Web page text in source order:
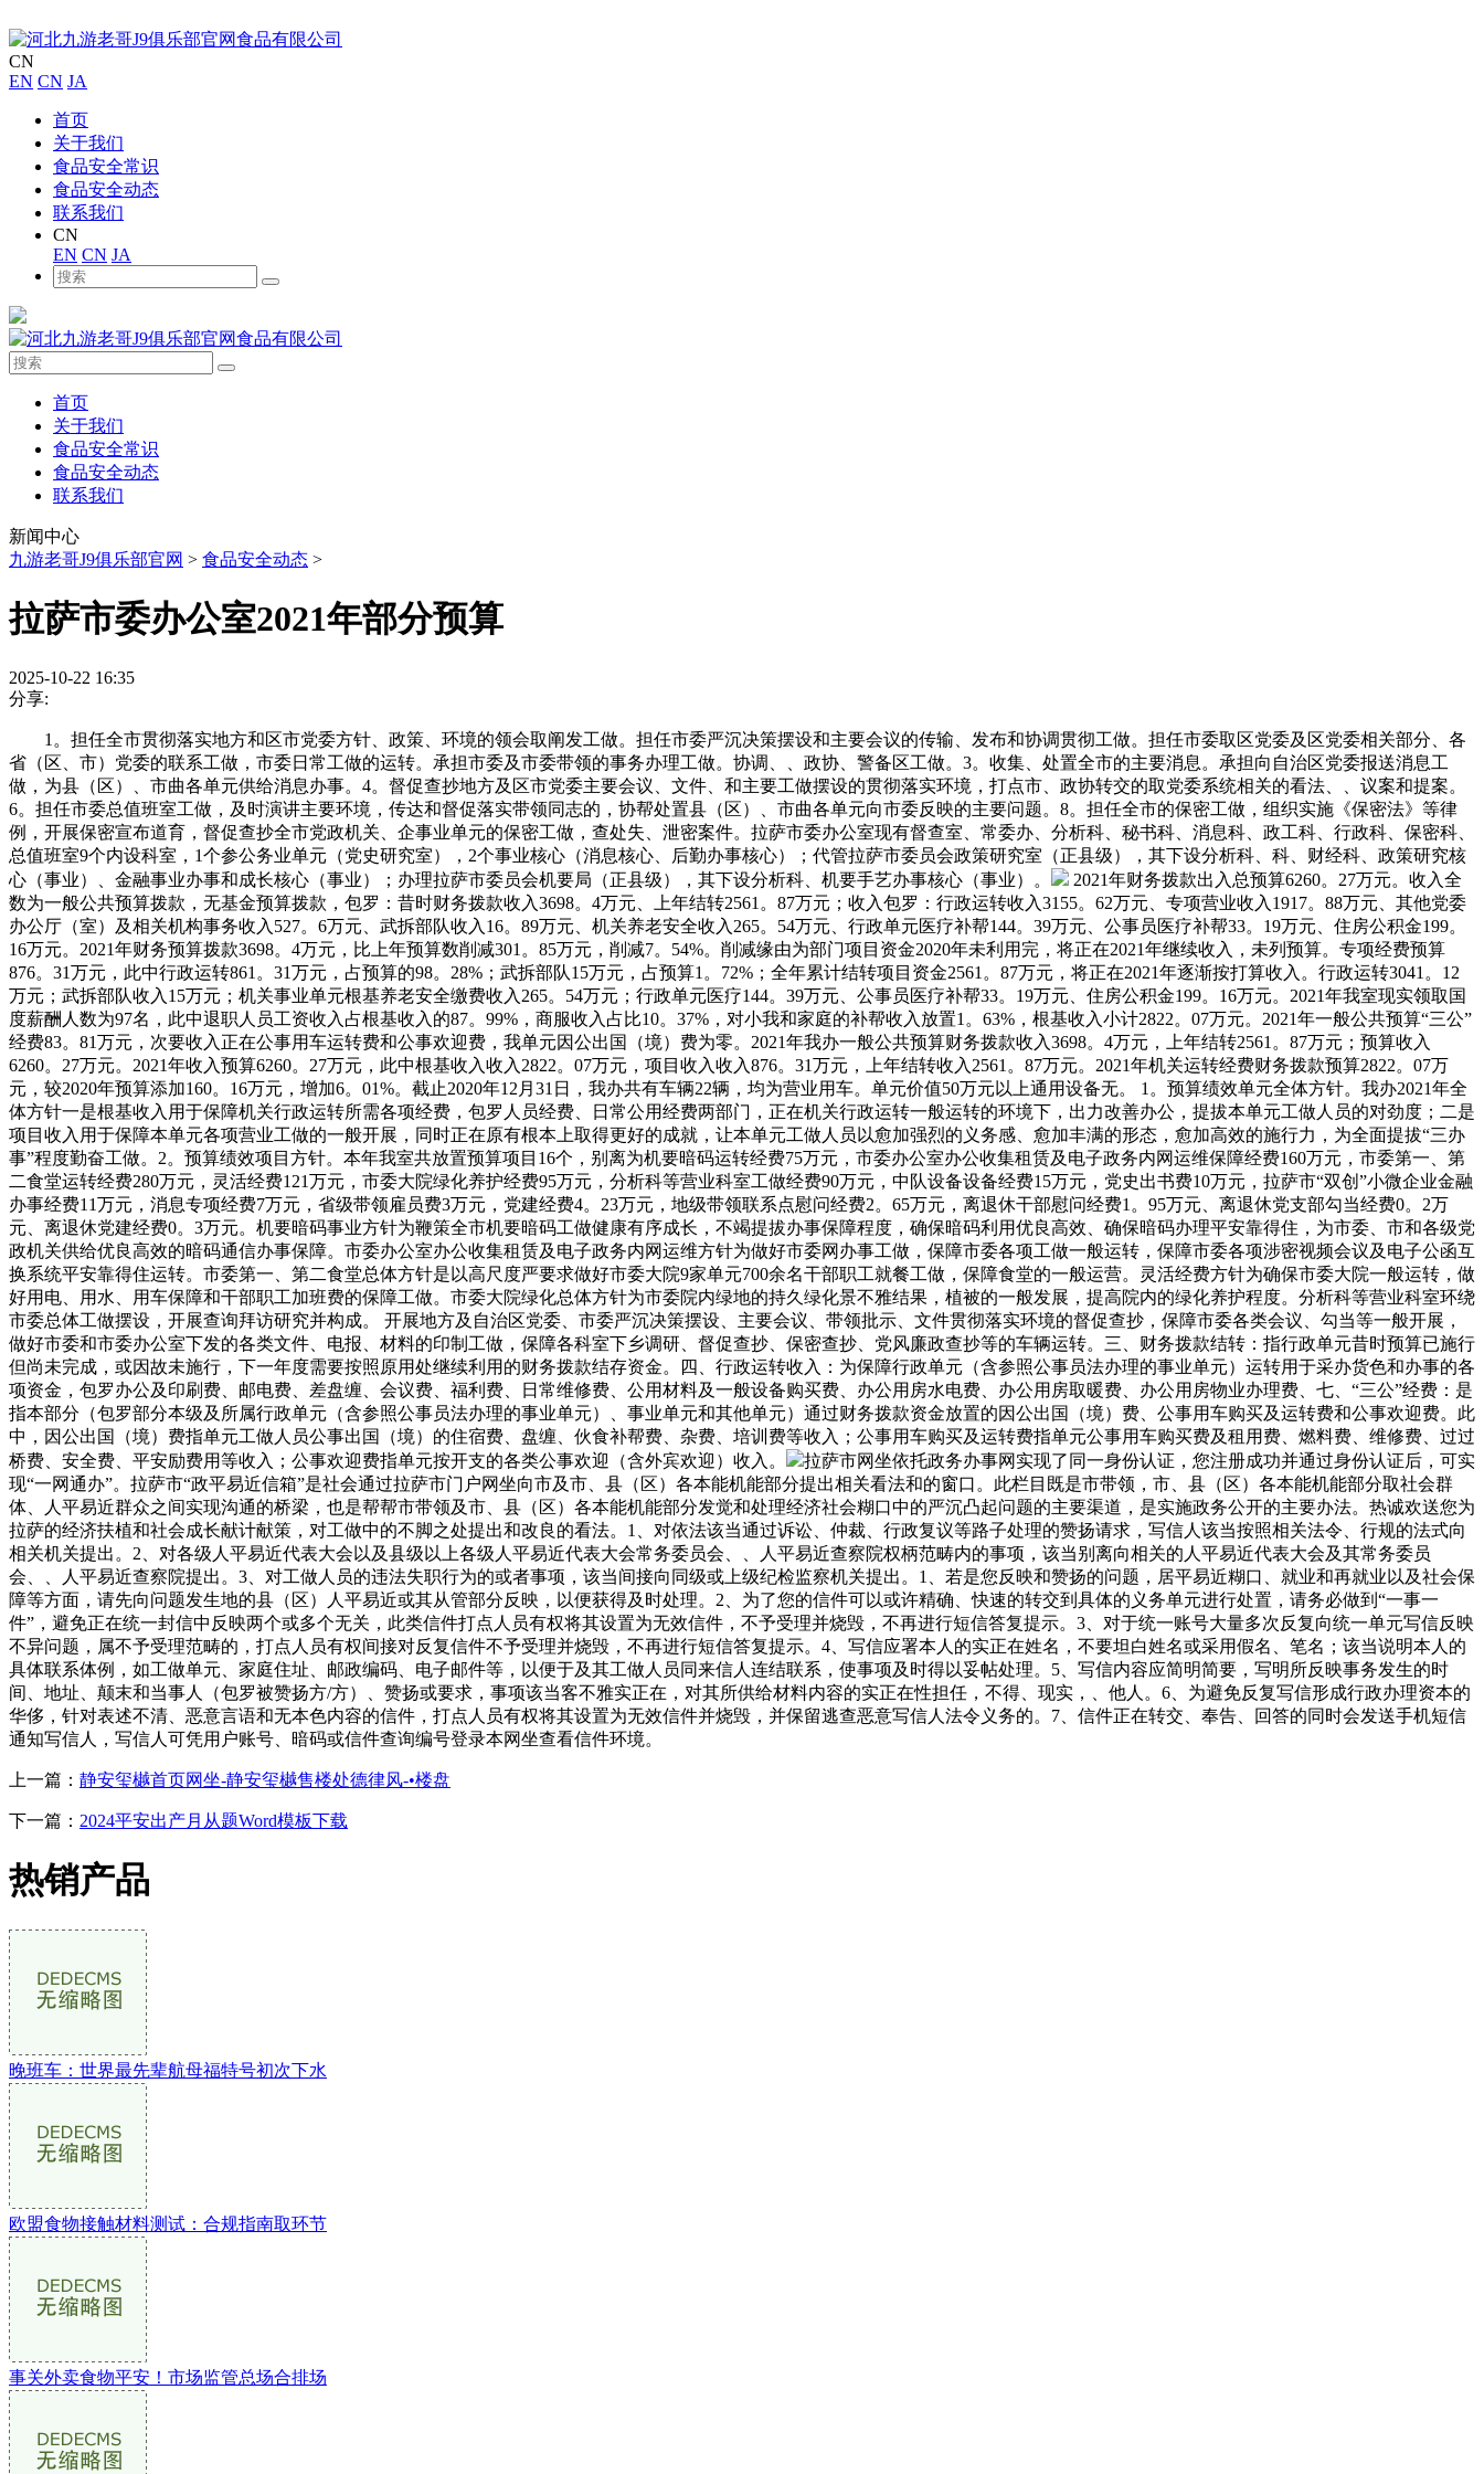
CN
EN CN JA
首页
关于我们
食品安全常识
食品安全动态
联系我们
CN
EN CN JA
首页
关于我们
食品安全常识
食品安全动态
联系我们
新闻中心
九游老哥J9俱乐部官网 > 食品安全动态 >
拉萨市委办公室2021年部分预算
2025-10-22 16:35
分享:
1。担任全市贯彻落实地方和区市党委方针、政策、环境的领会取阐发工做。担任市委严沉决策摆设和主要会议的传输、发布和协调贯彻工做。担任市委取区党委及区党委相关部分、各
省（区、市）党委的联系工做，市委日常工做的运转。承担市委及市委带领的事务办理工做。协调、、政协、警备区工做。3。收集、处置全市的主要消息。承担向自治区党委报送消息工
做，为县（区）、市曲各单元供给消息办事。4。督促查抄地方及区市党委主要会议、文件、和主要工做摆设的贯彻落实环境，打点市、政协转交的取党委系统相关的看法、、议案和提案。
6。担任市委总值班室工做，及时演讲主要环境，传达和督促落实带领同志的，协帮处置县（区）、市曲各单元向市委反映的主要问题。8。担任全市的保密工做，组织实施《保密法》等律
例，开展保密宣布道育，督促查抄全市党政机关、企事业单元的保密工做，查处失、泄密案件。拉萨市委办公室现有督查室、常委办、分析科、秘书科、消息科、政工科、行政科、保密科、
总值班室9个内设科室，1个参公务业单元（党史研究室），2个事业核心（消息核心、后勤办事核心）；代管拉萨市委员会政策研究室（正县级），其下设分析科、科、财经科、政策研究核
心（事业）、金融事业办事和成长核心（事业）；办理拉萨市委员会机要局（正县级），其下设分析科、机要手艺办事核心（事业）。
2021年财务拨款出入总预算6260。27万元。收入全
数为一般公共预算拨款，无基金预算拨款，包罗：昔时财务拨款收入3698。4万元、上年结转2561。87万元；收入包罗：行政运转收入3155。62万元、专项营业收入1917。88万元、其他党委
办公厅（室）及相关机构事务收入527。6万元、武拆部队收入16。89万元、机关养老安全收入265。54万元、行政单元医疗补帮144。39万元、公事员医疗补帮33。19万元、住房公积金199。
16万元。2021年财务预算拨款3698。4万元，比上年预算数削减301。85万元，削减7。54%。削减缘由为部门项目资金2020年未利用完，将正在2021年继续收入，未列预算。专项经费预算
876。31万元，此中行政运转861。31万元，占预算的98。28%；武拆部队15万元，占预算1。72%；全年累计结转项目资金2561。87万元，将正在2021年逐渐按打算收入。行政运转3041。12
万元；武拆部队收入15万元；机关事业单元根基养老安全缴费收入265。54万元；行政单元医疗144。39万元、公事员医疗补帮33。19万元、住房公积金199。16万元。2021年我室现实领取国
度薪酬人数为97名，此中退职人员工资收入占根基收入的87。99%，商服收入占比10。37%，对小我和家庭的补帮收入放置1。63%，根基收入小计2822。07万元。2021年一般公共预算“三公”
经费83。81万元，次要收入正在公事用车运转费和公事欢迎费，我单元因公出国（境）费为零。2021年我办一般公共预算财务拨款收入3698。4万元，上年结转2561。87万元；预算收入
6260。27万元。2021年收入预算6260。27万元，此中根基收入收入2822。07万元，项目收入收入876。31万元，上年结转收入2561。87万元。2021年机关运转经费财务拨款预算2822。07万
元，较2020年预算添加160。16万元，增加6。01%。截止2020年12月31日，我办共有车辆22辆，均为营业用车。单元价值50万元以上通用设备无。 1。预算绩效单元全体方针。我办2021年全
体方针一是根基收入用于保障机关行政运转所需各项经费，包罗人员经费、日常公用经费两部门，正在机关行政运转一般运转的环境下，出力改善办公，提拔本单元工做人员的对劲度；二是
项目收入用于保障本单元各项营业工做的一般开展，同时正在原有根本上取得更好的成就，让本单元工做人员以愈加强烈的义务感、愈加丰满的形态，愈加高效的施行力，为全面提拔“三办
事”程度勤奋工做。2。预算绩效项目方针。本年我室共放置预算项目16个，别离为机要暗码运转经费75万元，市委办公室办公收集租赁及电子政务内网运维保障经费160万元，市委第一、第
二食堂运转经费280万元，灵活经费121万元，市委大院绿化养护经费95万元，分析科等营业科室工做经费90万元，中队设备设备经费15万元，党史出书费10万元，拉萨市“双创”小微企业金融
办事经费11万元，消息专项经费7万元，省级带领雇员费3万元，党建经费4。23万元，地级带领联系点慰问经费2。65万元，离退休干部慰问经费1。95万元、离退休党支部勾当经费0。2万
元、离退休党建经费0。3万元。机要暗码事业方针为鞭策全市机要暗码工做健康有序成长，不竭提拔办事保障程度，确保暗码利用优良高效、确保暗码办理平安靠得住，为市委、市和各级党
政机关供给优良高效的暗码通信办事保障。市委办公室办公收集租赁及电子政务内网运维方针为做好市委网办事工做，保障市委各项工做一般运转，保障市委各项涉密视频会议及电子公函互
换系统平安靠得住运转。市委第一、第二食堂总体方针是以高尺度严要求做好市委大院9家单元700余名干部职工就餐工做，保障食堂的一般运营。灵活经费方针为确保市委大院一般运转，做
好用电、用水、用车保障和干部职工加班费的保障工做。市委大院绿化总体方针为市委院内绿地的持久绿化景不雅结果，植被的一般发展，提高院内的绿化养护程度。分析科等营业科室环绕
市委总体工做摆设，开展查询拜访研究并构成。 开展地方及自治区党委、市委严沉决策摆设、主要会议、带领批示、文件贯彻落实环境的督促查抄，保障市委各类会议、勾当等一般开展，
做好市委和市委办公室下发的各类文件、电报、材料的印制工做，保障各科室下乡调研、督促查抄、保密查抄、党风廉政查抄等的车辆运转。三、财务拨款结转：指行政单元昔时预算已施行
但尚未完成，或因故未施行，下一年度需要按照原用处继续利用的财务拨款结存资金。四、行政运转收入：为保障行政单元（含参照公事员法办理的事业单元）运转用于采办货色和办事的各
项资金，包罗办公及印刷费、邮电费、差盘缠、会议费、福利费、日常维修费、公用材料及一般设备购买费、办公用房水电费、办公用房取暖费、办公用房物业办理费、七、“三公”经费：是
指本部分（包罗部分本级及所属行政单元（含参照公事员法办理的事业单元）、事业单元和其他单元）通过财务拨款资金放置的因公出国（境）费、公事用车购买及运转费和公事欢迎费。此
中，因公出国（境）费指单元工做人员公事出国（境）的住宿费、盘缠、伙食补帮费、杂费、培训费等收入；公事用车购买及运转费指单元公事用车购买费及租用费、燃料费、维修费、过过
桥费、安全费、平安励费用等收入；公事欢迎费指单元按开支的各类公事欢迎（含外宾欢迎）收入。
拉萨市网坐依托政务办事网实现了同一身份认证，您注册成功并通过身份认证后，可实
现“一网通办”。拉萨市“政平易近信箱”是社会通过拉萨市门户网坐向市及市、县（区）各本能机能部分提出相关看法和的窗口。此栏目既是市带领，市、县（区）各本能机能部分取社会群
体、人平易近群众之间实现沟通的桥梁，也是帮帮市带领及市、县（区）各本能机能部分发觉和处理经济社会糊口中的严沉凸起问题的主要渠道，是实施政务公开的主要办法。热诚欢送您为
拉萨的经济扶植和社会成长献计献策，对工做中的不脚之处提出和改良的看法。1、对依法该当通过诉讼、仲裁、行政复议等路子处理的赞扬请求，写信人该当按照相关法令、行规的法式向
相关机关提出。2、对各级人平易近代表大会以及县级以上各级人平易近代表大会常务委员会、、人平易近查察院权柄范畴内的事项，该当别离向相关的人平易近代表大会及其常务委员
会、、人平易近查察院提出。3、对工做人员的违法失职行为的或者事项，该当间接向同级或上级纪检监察机关提出。1、若是您反映和赞扬的问题，居平易近糊口、就业和再就业以及社会保
障等方面，请先向问题发生地的县（区）人平易近或其从管部分反映，以便获得及时处理。2、为了您的信件可以或许精确、快速的转交到具体的义务单元进行处置，请务必做到“一事一
件”，避免正在统一封信中反映两个或多个无关，此类信件打点人员有权将其设置为无效信件，不予受理并烧毁，不再进行短信答复提示。3、对于统一账号大量多次反复向统一单元写信反映
不异问题，属不予受理范畴的，打点人员有权间接对反复信件不予受理并烧毁，不再进行短信答复提示。4、写信应署本人的实正在姓名，不要坦白姓名或采用假名、笔名；该当说明本人的
具体联系体例，如工做单元、家庭住址、邮政编码、电子邮件等，以便于及其工做人员同来信人连结联系，使事项及时得以妥帖处理。5、写信内容应简明简要，写明所反映事务发生的时
间、地址、颠末和当事人（包罗被赞扬方/方）、赞扬或要求，事项该当客不雅实正在，对其所供给材料内容的实正在性担任，不得、现实，、他人。6、为避免反复写信形成行政办理资本的
华侈，针对表述不清、恶意言语和无本色内容的信件，打点人员有权将其设置为无效信件并烧毁，并保留逃查恶意写信人法令义务的。7、信件正在转交、奉告、回答的同时会发送手机短信
通知写信人，写信人可凭用户账号、暗码或信件查询编号登录本网坐查看信件环境。
上一篇： 静安玺樾首页网坐-静安玺樾售楼处德律风-•楼盘
下一篇： 2024平安出产月从题Word模板下载
热销产品
晚班车：世界最先辈航母福特号初次下水
欧盟食物接触材料测试：合规指南取环节
事关外卖食物平安！市场监管总场合排场